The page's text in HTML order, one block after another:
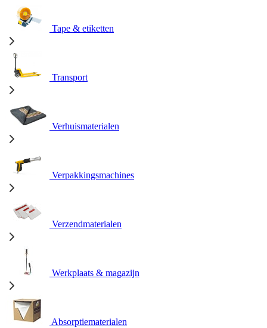
Tape & etiketten
Transport
Verhuismaterialen
Verpakkingsmachines
Verzendmaterialen
Werkplaats & magazijn
Absorptiematerialen